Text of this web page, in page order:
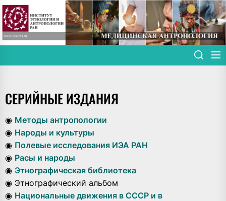
Skip
to
the
content
СЕРИЙНЫЕ ИЗДАНИЯ
◉ Методы антропологии
◉ Народы и культуры
◉ Полевые исследования ИЭА РАН
◉ Расы и народы
◉ Этнографическая библиотека
◉ Этнографический альбом
◉ Национальные движения в СССР и в